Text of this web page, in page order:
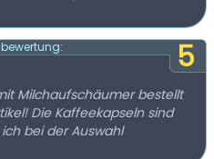
5
Milchaufschäumer bestellt
Die Kaffeekapseln sind
bei der Auswahl